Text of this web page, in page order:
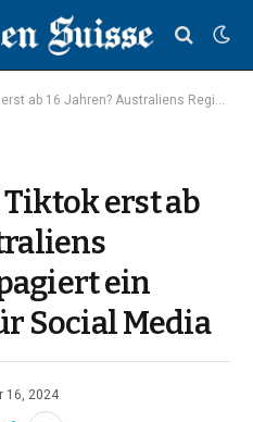
Regierung propagiert ein Mindestalter für Social Media
erst ab
ein
Social Media
16, 2024